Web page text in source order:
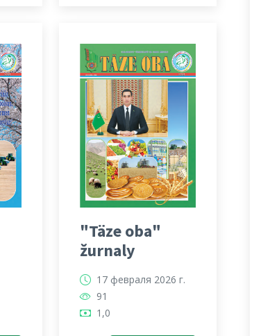
"Täze oba"
žurnaly
17 февраля 2026 г.
91
1,0